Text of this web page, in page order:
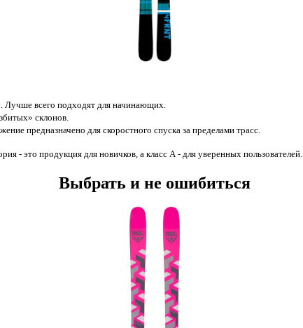
Лучше всего подходят для начинающих.
склонов.
предназначено для скоростного спуска за пределами трасс.
- это продукция для новичков, а класс А - для уверенных пользователей.
Выбрать и не ошибиться